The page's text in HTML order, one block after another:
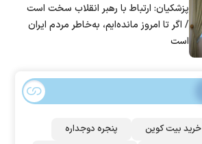
پزشکیان: ارتباط با رهبر انقلاب سخت است
/ اگر تا امروز مانده‌ایم، به‌خاطر مردم ایران
است
خرید بیت کوین پنجره دوجداره